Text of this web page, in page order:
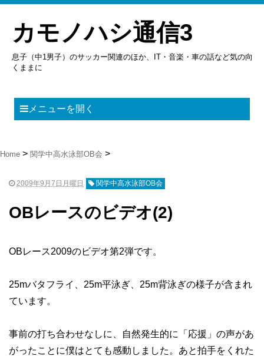
カモノハシ通信3
息子（中1男子）のサッカー関連のほか、IT・音楽・車の話など気の向
くままに
メニューを開く
Home 関学中高水泳部OB会
2009年9月7日月曜日 関学中高水泳部OB会
OBレースのビデオ(2)
OBレース2009のビデオ第2弾です。
25mバタフライ、25m平泳ぎ、25m背泳ぎの様子が含まれ
ています。
事前の打ち合わせなしに、自然発生的に「応援」の声があ
がったことに僕はとても感動しました。あと拍手をくれた